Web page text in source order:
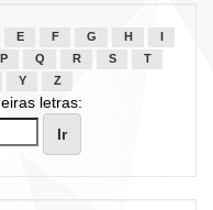
E F G H
P Q R S
T
Y Z
letras: